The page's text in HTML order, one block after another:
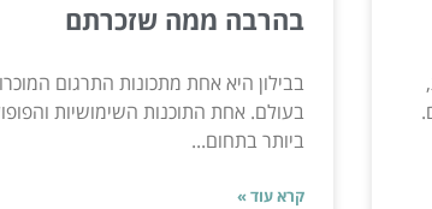
בהרבה ממה שזכרתם
בבילון היא אחת מתכונות התרגום
בעולם. אחת התוכנות השימושיות
ביותר בתחום...
קרא עוד »